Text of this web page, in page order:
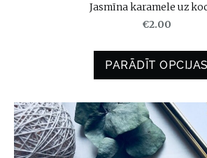
Jasmīna karamele uz
€2.00
PARĀDĪT OPCIJAS